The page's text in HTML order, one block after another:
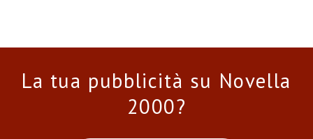
La tua pubblicità su Novella
2000?